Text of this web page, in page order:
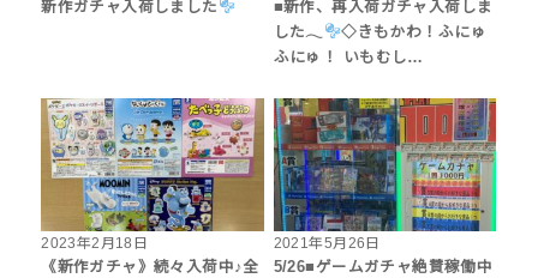
新作ガチャ入荷しました
■新作、再入荷ガチャ入荷しま
した𓂃
◇きもかわ！ふにゅ
ふにゅ！ いもむし…
2023年2月18日
《新作ガチャ》続々入荷中♪全
2021年5月26日
5/26■ゲームガチャ絶賛稼働中